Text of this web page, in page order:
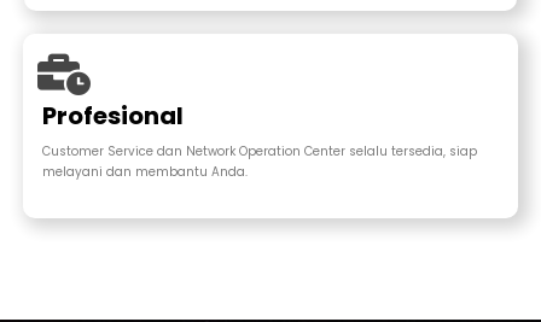
Profesional
Customer Service dan Network Operation Center selalu tersedia, siap
melayani dan membantu Anda.